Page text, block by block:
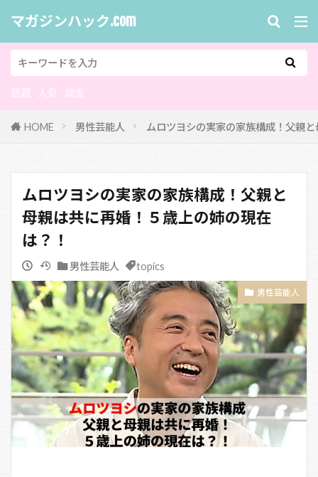
マガジンハック.com
HOME 男性芸能人 ムロツヨシの実家の家族構成！父親
ムロツヨシの実家の家族構成！父親と
母親は共に再婚！５歳上の姉の現在
は？！
男性芸能人 topics
男性芸能人